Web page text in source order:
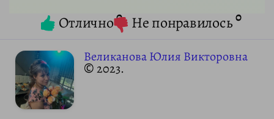
Отлично0 Не понравилось0
Великанова Юлия Викторовна
© 2023.